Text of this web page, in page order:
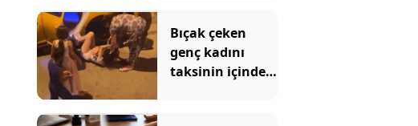
Bıçak çeken
genç kadını
taksinin içinde